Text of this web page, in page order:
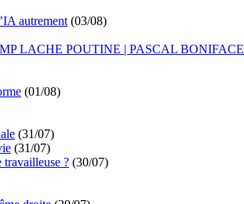
autrement (03/08)
LACHE POUTINE | PASCAL BONIFACE
(01/08)
(31/07)
(31/07)
travailleuse ? (30/07)